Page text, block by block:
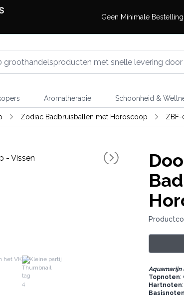
Geen Minimale Bestelling
Aromatherapie Schoonheid &
Zodiac Badbruisballen met Horoscoop ZBF-
het VK Kleine partij
Aquamarijn
Topnoten:
Hartnoten
Basisnoten